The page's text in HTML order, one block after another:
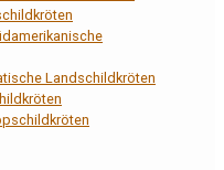
Landschildkröten